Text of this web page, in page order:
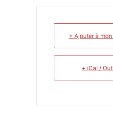
+ Ajouter à
+ iCal /